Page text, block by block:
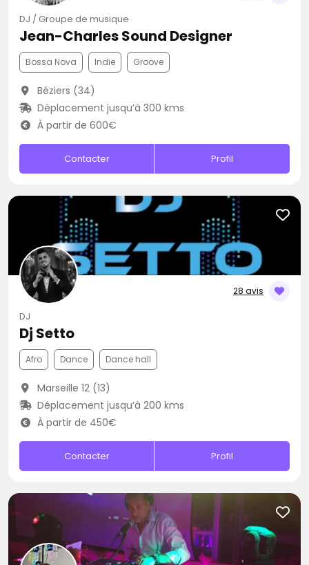
DJ / Groupe de musique
Jean-Charles Sound Designer
Bossa Nova Indie Groove
Béziers (34)
Déplacement jusqu’à 300 kms
À partir de 600€
Contacter Profil
28 avis
DJ
Dj Setto
Afro Dance Dance hall
Marseille 12 (13)
Déplacement jusqu’à 200 kms
À partir de 450€
Contacter Profil